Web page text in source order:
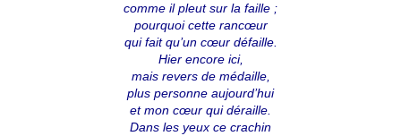
comme il pleut sur la faille ;
pourquoi cette rancœur
qui fait qu’un cœur défaille.
Hier encore ici,
mais revers de médaille,
plus personne aujourd’hui
et mon cœur qui déraille.
Dans les yeux ce crachin